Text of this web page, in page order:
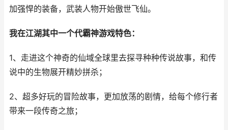
加强悍的装备，武装人物开始傲世飞仙。
我在江湖其中一个代霸神游戏特色：
1、走进这个神奇的仙域全球里去探寻种种传说故事，和传
说中的生物展开精妙拼杀；
2、超多好玩的冒险故事，更加放荡的剧情，给每个修行者
带来一段传奇之旅；